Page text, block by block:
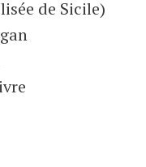
de Sicile)